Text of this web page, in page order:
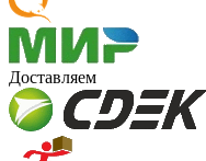
Доставляем